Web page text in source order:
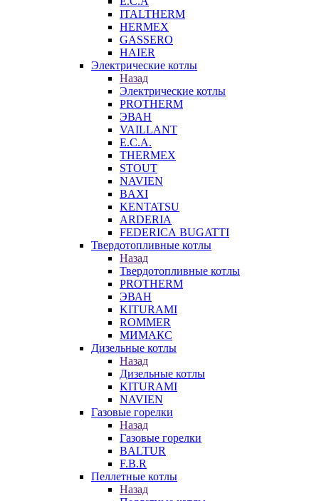
ITALTHERM
HERMEX
GASSERO
HAIER
Электрические котлы
Назад
Электрические котлы
PROTHERM
ЭВАН
VAILLANT
E.C.A.
THERMEX
STOUT
NAVIEN
BAXI
KENTATSU
ARDERIA
FEDERICА BUGATTI
Твердотопливные котлы
Назад
Твердотопливные котлы
PROTHERM
ЭВАН
KITURAMI
ROMMER
МИМАКС
Дизельные котлы
Назад
Дизельные котлы
KITURAMI
NAVIEN
Газовые горелки
Назад
Газовые горелки
BALTUR
F.B.R
Пеллетные котлы
Назад